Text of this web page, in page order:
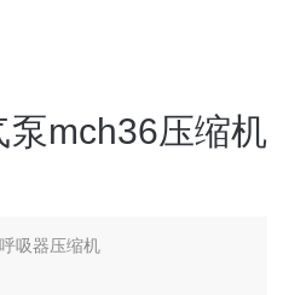
mch36压缩机
吸器压缩机